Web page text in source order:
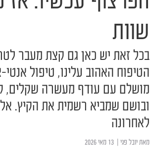
שוות
בכל זאת יש כאן גם קצת מעבר
הטיפוח האהוב עלינו, טיפול
מושלם עם עודף מעשרה שקלים,
ובושם שמביא רשמית את הקיץ.
לאחרונה
מאתיובל פגי